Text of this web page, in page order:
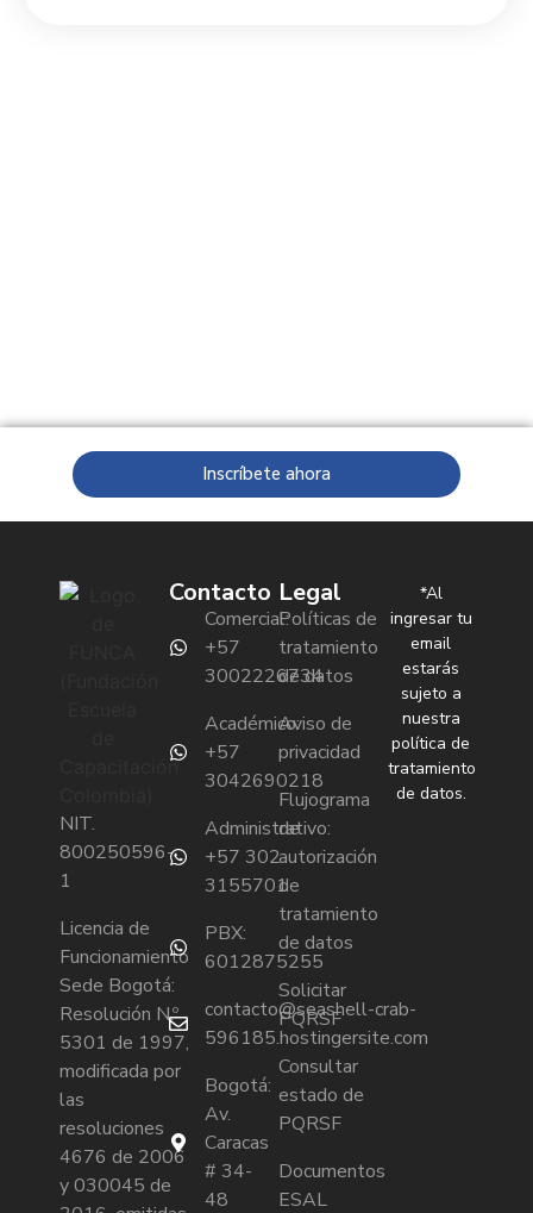
Inscríbete ahora
NIT.
800250596-
1
Licencia de
Funcionamiento
Sede Bogotá:
Resolución N.º
5301 de 1997,
modificada por
las
resoluciones
4676 de 2006
y 030045 de
Contacto
Comercial:
+57
3002226734
Académico:
+57
3042690218
Administrativo:
+57 302
3155701
PBX:
6012875255
contacto@seashell-crab-
596185.hostingersite.com
Bogotá:
Av.
Caracas
# 34-
48
Legal
Políticas de
tratamiento
de datos
Aviso de
privacidad
Flujograma
de
autorización
de
tratamiento
de datos
Solicitar
PQRSF
Consultar
estado de
PQRSF
Documentos
ESAL
*Al
ingresar tu
email
estarás
sujeto a
nuestra
política de
tratamiento
de datos.